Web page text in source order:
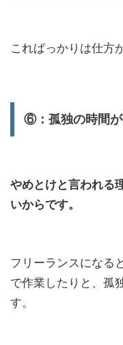
こればっかりは仕方
⑥：孤独の時間が
やめとけと言われる
いからです。
フリーランスになる
で作業したりと、孤
す。